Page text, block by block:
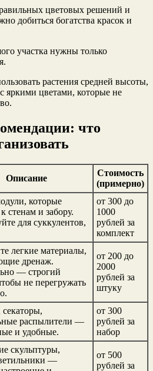
цветовых решений и
добиться богатства красок и
участка нужны только
растения средней высоты,
яркими цветами, которые не
что
Описание
Стоимость
(примерно)
которые
стенам и забору.
для суккулентов,
от 300 до
1000
рублей за
комплект
легкие материалы,
дренаж.
— строгий
не перегружать
от 200 до
2000
рублей за
штуку
распылители —
и удобные.
от 300
рублей за
набор
скульптуры,
—
от 500
рублей за